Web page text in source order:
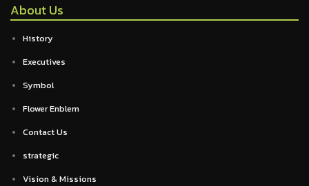
About Us
History
Executives
Symbol
Flower Enblem
Contact Us
strategic
Vision & Missions